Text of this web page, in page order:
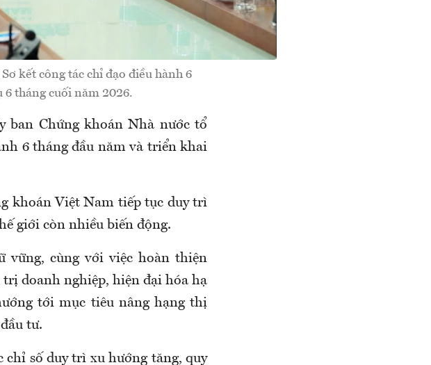
kết công tác chỉ đạo điều hành 6
tháng cuối năm 2026.
ban Chứng khoán Nhà nước tổ
6 tháng đầu năm và triển khai
khoán Việt Nam tiếp tục duy trì
giới còn nhiều biến động.
vững, cùng với việc hoàn thiện
doanh nghiệp, hiện đại hóa hạ
tới mục tiêu nâng hạng thị
tư.
số duy trì xu hướng tăng, quy